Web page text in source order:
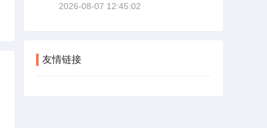
2026-08-07 12:45:02
友情链接